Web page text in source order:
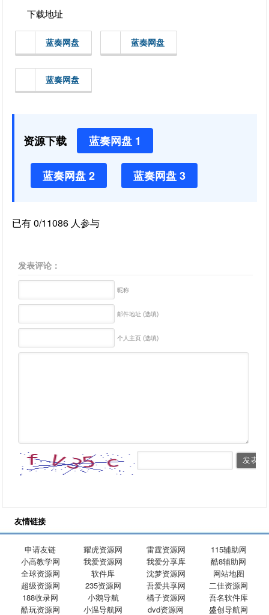
下载地址
蓝奏网盘 蓝奏网盘
蓝奏网盘
资源下载 蓝奏网盘 1
蓝奏网盘 2 蓝奏网盘 3
已有 0/11086 人参与
发表评论：
昵称
邮件地址 (选填)
个人主页 (选填)
友情链接
申请友链 耀虎资源网 雷霆资源网
115辅助网
小高教学网
我爱资源网 我爱分享库
酷8辅助网
全球资源网
软件库 沈梦资源网
网站地图
超级资源网
235资源网 吾爱共享网
二佳资源网
188收录网
小鹅导航 橘子资源网
吾名软件库
酷玩资源网
小温导航网 dvd资源网 盛创导航网